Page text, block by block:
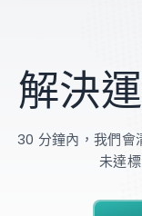
解決
30 分鐘內，我們會
未達